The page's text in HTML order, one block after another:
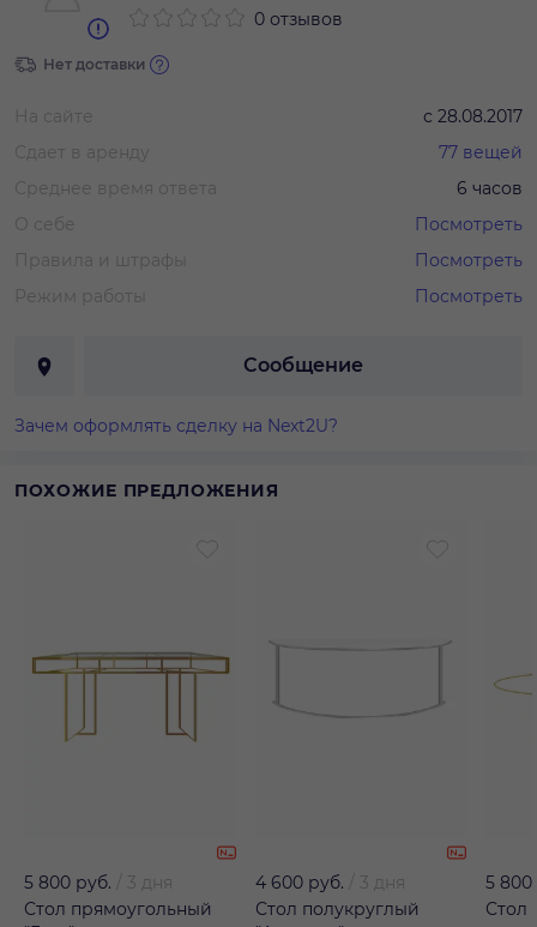
0 отзывов
Нет доставки
На сайте с 28.08.2017
Сдает в аренду
77 вещей
Среднее время ответа
6 часов
О себе
Посмотреть
Правила и штрафы
Посмотреть
Режим работы
Посмотреть
Сообщение
Зачем оформлять сделку на Next2U?
ПОХОЖИЕ ПРЕДЛОЖЕНИЯ
5 800 руб.
3 дня
Стол прямоугольный
4 600 руб.
3 дня
Стол полукруглый
5 800
Стол